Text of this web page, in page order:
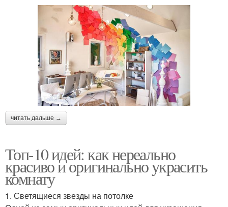
читать дальше →
Топ-10 идей: как нереально
красиво и оригинально украсить
комнату
1. Светящиеся звезды на потолке